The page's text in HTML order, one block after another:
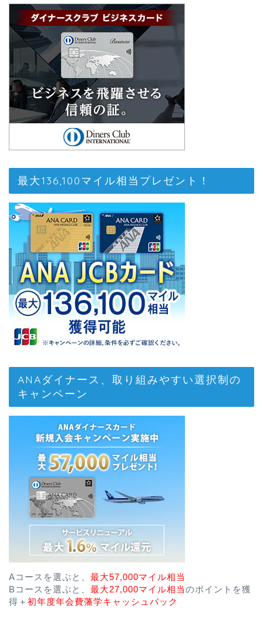
最大136,100マイル相当プレゼント！
ANAダイナース、取り組みやすい選択制の
キャンペーン
Aコースを選ぶと、 最大57,000マイル相当
Bコースを選ぶと、 最大27,000マイル相当のポイントを獲
得＋ 初年度年会費藩学キャッシュバック